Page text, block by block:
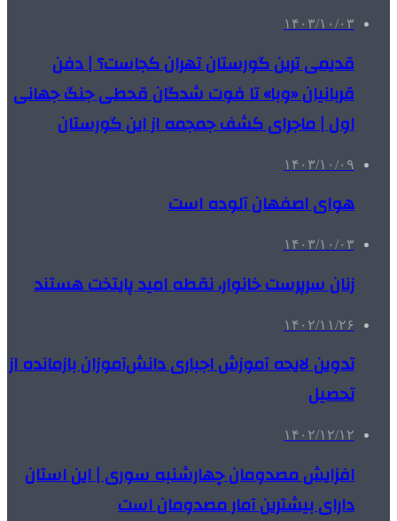
۱۴۰۳/۱۰/۰۳
قدیمی ترین گورستان تهران کجاست؟ | دفن
قربانیان «وبا» تا فوت شدگان قحطی جنگ جهانی
اول | ماجرای کشف جمجمه از این گورستان
۱۴۰۳/۱۰/۰۹
هوای اصفهان آلوده است
۱۴۰۳/۱۰/۰۳
زنان سرپرست خانوار، نقطه امید پایتخت هستند
۱۴۰۲/۱۱/۲۶
تدوین لایحه آموزش اجباری دانش‌آموزان بازمانده از
تحصیل
۱۴۰۲/۱۲/۱۲
افزایش مصدومان چهارشنبه سوری | این استان
دارای بیشترین آمار مصدومان است